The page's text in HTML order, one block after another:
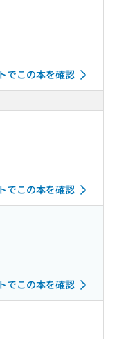
でこの本を確認
でこの本を確認
でこの本を確認